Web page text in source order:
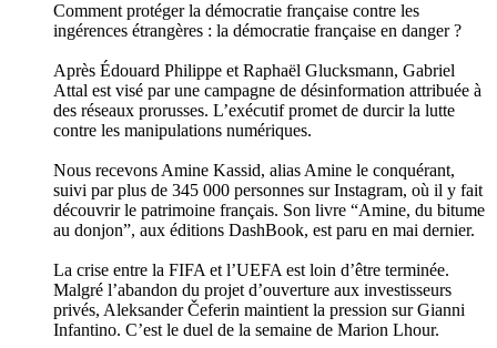
Comment protéger la démocratie française contre les
ingérences étrangères : la démocratie française en danger ?
Après Édouard Philippe et Raphaël Glucksmann, Gabriel
Attal est visé par une campagne de désinformation attribuée à
des réseaux prorusses. L’exécutif promet de durcir la lutte
contre les manipulations numériques.
Nous recevons Amine Kassid, alias Amine le conquérant,
suivi par plus de 345 000 personnes sur Instagram, où il y fait
découvrir le patrimoine français. Son livre “Amine, du bitume
au donjon”, aux éditions DashBook, est paru en mai dernier.
La crise entre la FIFA et l’UEFA est loin d’être terminée.
Malgré l’abandon du projet d’ouverture aux investisseurs
privés, Aleksander Čeferin maintient la pression sur Gianni
Infantino. C’est le duel de la semaine de Marion Lhour.